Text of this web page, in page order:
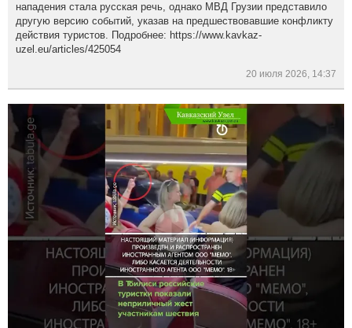
нападения стала русская речь, однако МВД Грузии представило
другую версию событий, указав на предшествовавшие конфликту
действия туристов. Подробнее: https://www.kavkaz-
uzel.eu/articles/425054
20 июля 2026, 14:37